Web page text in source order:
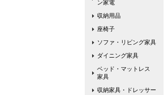
ン家電
収納用品
座椅子
ソファ・リビング家具
ダイニング家具
ベッド・マットレス
家具
収納家具・ドレッサー